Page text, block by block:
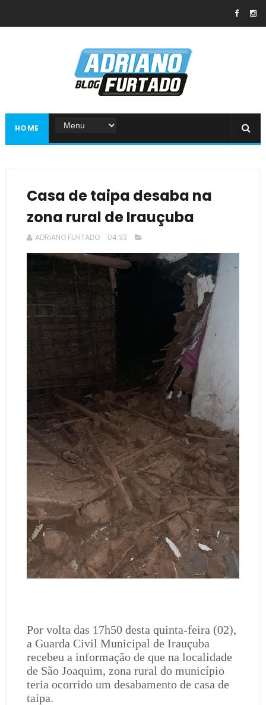
HOME
Casa de taipa desaba na
zona rural de Irauçuba
ADRIANO FURTADO 04:33
Por volta das 17h50 desta quinta-feira (02),
a Guarda Civil Municipal de Irauçuba
recebeu a informação de que na localidade
de São Joaquim, zona rural do município
teria ocorrido um desabamento de casa de
taipa.